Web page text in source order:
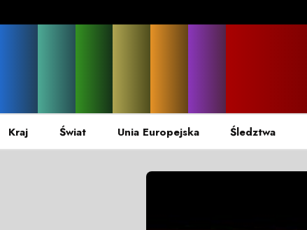
Kraj Świat Unia Europejska Śledztwa